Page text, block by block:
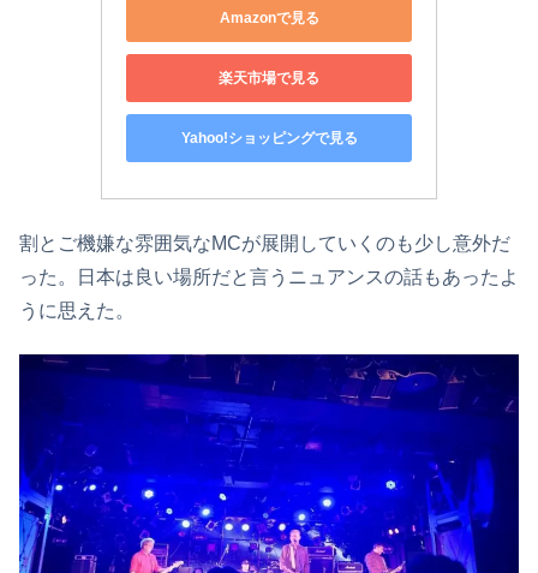
Amazonで見る
楽天市場で見る
Yahoo!ショッピングで見る
割とご機嫌な雰囲気なMCが展開していくのも少し意外だ
った。日本は良い場所だと言うニュアンスの話もあったよ
うに思えた。